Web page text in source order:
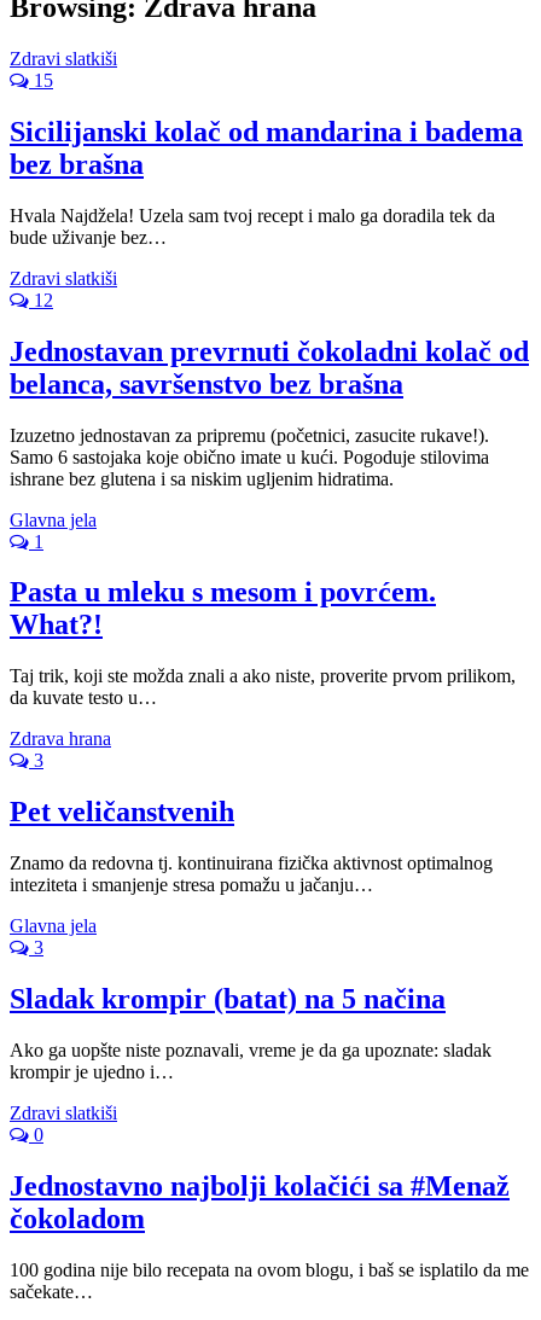
Browsing: Zdrava hrana
Zdravi slatkiši
15
Sicilijanski kolač od mandarina i badema
bez brašna
Hvala Najdžela! Uzela sam tvoj recept i malo ga doradila tek da
bude uživanje bez…
Zdravi slatkiši
12
Jednostavan prevrnuti čokoladni kolač od
belanca, savršenstvo bez brašna
Izuzetno jednostavan za pripremu (početnici, zasucite rukave!).
Samo 6 sastojaka koje obično imate u kući. Pogoduje stilovima
ishrane bez glutena i sa niskim ugljenim hidratima.
Glavna jela
1
Pasta u mleku s mesom i povrćem.
What?!
Taj trik, koji ste možda znali a ako niste, proverite prvom prilikom,
da kuvate testo u…
Zdrava hrana
3
Pet veličanstvenih
Znamo da redovna tj. kontinuirana fizička aktivnost optimalnog
inteziteta i smanjenje stresa pomažu u jačanju…
Glavna jela
3
Sladak krompir (batat) na 5 načina
Ako ga uopšte niste poznavali, vreme je da ga upoznate: sladak
krompir je ujedno i…
Zdravi slatkiši
0
Jednostavno najbolji kolačići sa #Menaž
čokoladom
100 godina nije bilo recepata na ovom blogu, i baš se isplatilo da me
sačekate…